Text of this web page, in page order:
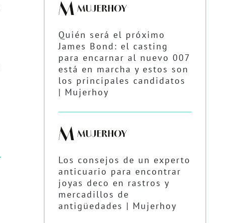
Quién será el próximo
James Bond: el casting
para encarnar al nuevo 007
está en marcha y estos son
los principales candidatos
| Mujerhoy
Los consejos de un experto
anticuario para encontrar
joyas deco en rastros y
mercadillos de
antigüedades | Mujerhoy